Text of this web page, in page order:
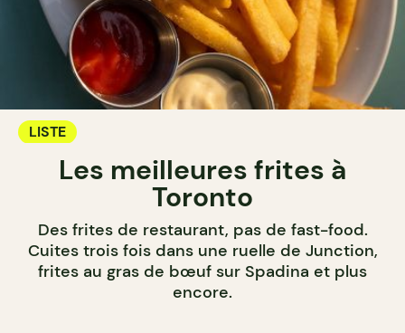
LISTE
Les meilleures frites à
Toronto
Des frites de restaurant, pas de fast-food.
Cuites trois fois dans une ruelle de Junction,
frites au gras de bœuf sur Spadina et plus
encore.